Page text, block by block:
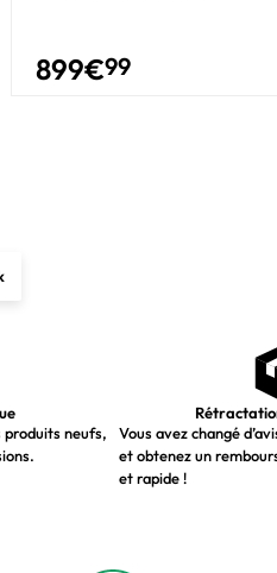
899€99
produits neufs,
Vous avez changé
et obtenez un
et rapide !